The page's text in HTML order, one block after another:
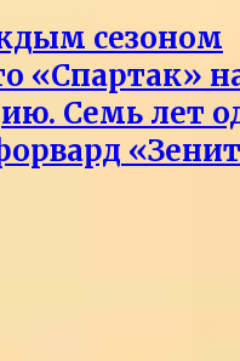
сезоном
«Спартак»
Семь лет